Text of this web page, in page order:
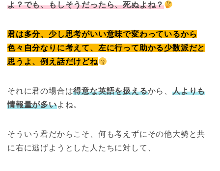
よ？でも、もしそうだったら、死ぬよね？
君は多分、少し思考がいい意味で変わっているから
色々自分なりに考えて、左に行って助かる少数派だと
思うよ、例え話だけどね
それに君の場合は得意な英語を扱えるから、人よりも
情報量が多いよね。
そういう君だからこそ、何も考えずにその他大勢と共
に右に逃げようとした人たちに対して、